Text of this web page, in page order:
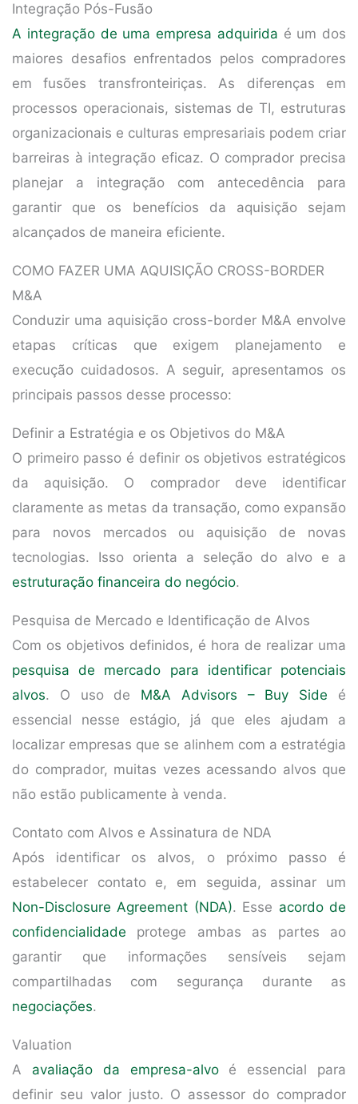
Integração Pós-Fusão
A integração de uma empresa adquirida é um dos
maiores desafios enfrentados pelos compradores
em fusões transfronteiriças. As diferenças em
processos operacionais, sistemas de TI, estruturas
organizacionais e culturas empresariais podem criar
barreiras à integração eficaz. O comprador precisa
planejar a integração com antecedência para
garantir que os benefícios da aquisição sejam
alcançados de maneira eficiente.
COMO FAZER UMA AQUISIÇÃO CROSS-BORDER
M&A
Conduzir uma aquisição cross-border M&A envolve
etapas críticas que exigem planejamento e
execução cuidadosos. A seguir, apresentamos os
principais passos desse processo:
Definir a Estratégia e os Objetivos do M&A
O primeiro passo é definir os objetivos estratégicos
da aquisição. O comprador deve identificar
claramente as metas da transação, como expansão
para novos mercados ou aquisição de novas
tecnologias. Isso orienta a seleção do alvo e a
estruturação financeira do negócio.
Pesquisa de Mercado e Identificação de Alvos
Com os objetivos definidos, é hora de realizar uma
pesquisa de mercado para identificar potenciais
alvos. O uso de M&A Advisors – Buy Side é
essencial nesse estágio, já que eles ajudam a
localizar empresas que se alinhem com a estratégia
do comprador, muitas vezes acessando alvos que
não estão publicamente à venda.
Contato com Alvos e Assinatura de NDA
Após identificar os alvos, o próximo passo é
estabelecer contato e, em seguida, assinar um
Non-Disclosure Agreement (NDA). Esse acordo de
confidencialidade protege ambas as partes ao
garantir que informações sensíveis sejam
compartilhadas com segurança durante as
negociações.
Valuation
A avaliação da empresa-alvoé essencial para
definir seu valor justo. O assessor do comprador